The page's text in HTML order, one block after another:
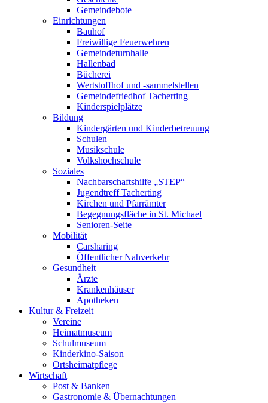
Gemeindebote
Einrichtungen
Bauhof
Freiwillige Feuerwehren
Gemeindeturnhalle
Hallenbad
Bücherei
Wertstoffhof und -sammelstellen
Gemeindefriedhof Tacherting
Kinderspielplätze
Bildung
Kindergärten und Kinderbetreuung
Schulen
Musikschule
Volkshochschule
Soziales
Nachbarschaftshilfe „STEP“
Jugendtreff Tacherting
Kirchen und Pfarrämter
Begegnungsfläche in St. Michael
Senioren-Seite
Mobilität
Carsharing
Öffentlicher Nahverkehr
Gesundheit
Ärzte
Krankenhäuser
Apotheken
Kultur & Freizeit
Vereine
Heimatmuseum
Schulmuseum
Kinderkino-Saison
Ortsheimatpflege
Wirtschaft
Post & Banken
Gastronomie & Übernachtungen